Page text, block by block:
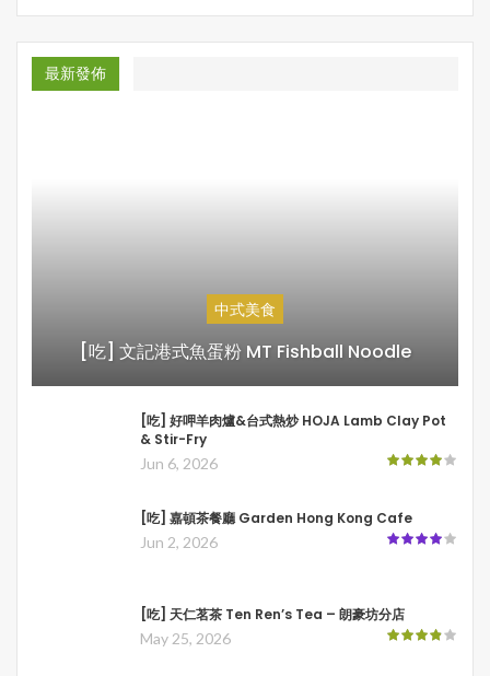
最新發佈
中式美食
[吃] 文記港式魚蛋粉 MT Fishball Noodle
[吃] 好呷羊肉爐&台式熱炒 HOJA Lamb Clay Pot
& Stir-Fry
Jun 6, 2026
[吃] 嘉頓茶餐廳 Garden Hong Kong Cafe
Jun 2, 2026
[吃] 天仁茗茶 Ten Ren’s Tea – 朗豪坊分店
May 25, 2026